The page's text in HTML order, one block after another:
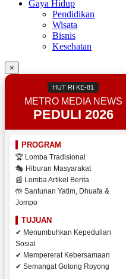
Gaya Hidup
Pendidikan
Wisata
Bisnis
Kesehatan
×
HUT RI KE-81
METRO MEDIA NEWS
PEDULI 2026
PROGRAM
🏆 Lomba Tradisional
🎭 Hiburan Masyarakat
📰 Lomba Artikel Berita
🤲 Santunan Yatim, Dhuafa &
Jompo
TUJUAN
✔ Menumbuhkan Kepedulian
Sosial
✔ Mempererat Kebersamaan
✔ Semangat Gotong Royong